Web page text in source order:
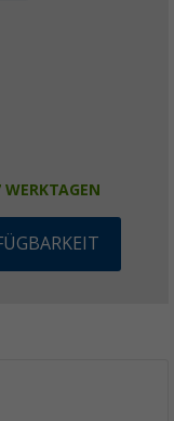
WERKTAGEN